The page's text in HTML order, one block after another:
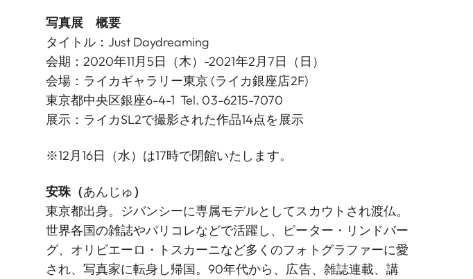
写真展 概要
タイトル：Just Daydreaming
会期：2020年11月5日（木）-2021年2月7日（日）
会場：ライカギャラリー東京 (ライカ銀座店2F)
東京都中央区銀座6-4-1 Tel. 03-6215-7070
展示：ライカSL2で撮影された作品14点を展示
※12月16日（水）は17時で閉館いたします。
安珠 （あんじゅ）
東京都出身。ジバンシーに専属モデルとしてスカウトされ渡仏。
世界各国の雑誌やパリコレなどで活躍し、ピーター・リンドバー
グ、オリビエーロ・トスカーニなど多くのフォトグラファーに愛
され、写真家に転身し帰国。90年代から、広告、雑誌連載、講